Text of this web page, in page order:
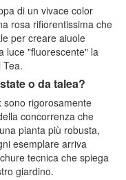
di un vivace color
rosa rifiorentissima che
per creare aiuole
luce "fluorescente" la
o da talea?
sono rigorosamente
concorrenza che
pianta più robusta,
esemplare arriva
tecnica che spiega
giardino.